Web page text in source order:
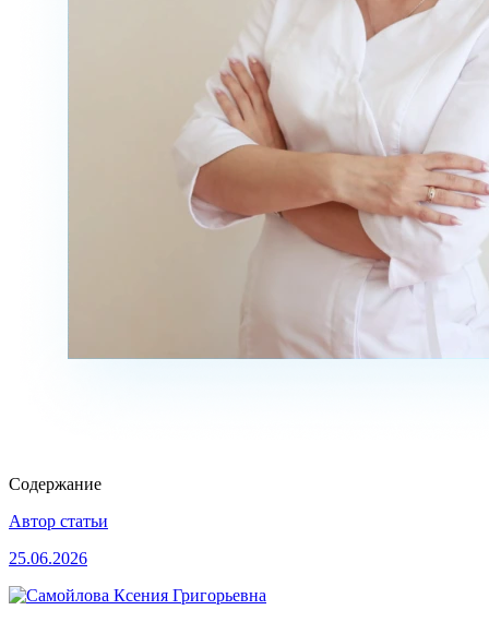
Содержание
Автор статьи
25.06.2026